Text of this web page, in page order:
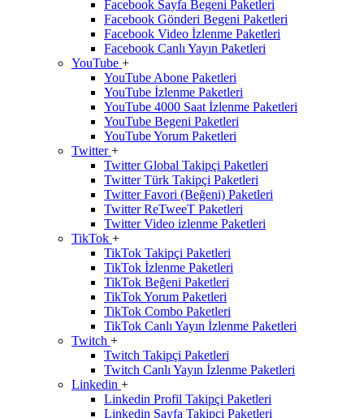
Facebook Sayfa Begeni Paketleri
Facebook Gönderi Begeni Paketleri
Facebook Video İzlenme Paketleri
Facebook Canlı Yayın Paketleri
YouTube +
YouTube Abone Paketleri
YouTube İzlenme Paketleri
YouTube 4000 Saat İzlenme Paketleri
YouTube Begeni Paketleri
YouTube Yorum Paketleri
Twitter+
Twitter Global Takipçi Paketleri
Twitter Türk Takipçi Paketleri
Twitter Favori (Beğeni) Paketleri
Twitter ReTweeT Paketleri
Twitter Video izlenme Paketleri
TikTok +
TikTok Takipçi Paketleri
TikTok İzlenme Paketleri
TikTok Beğeni Paketleri
TikTok Yorum Paketleri
TikTok Combo Paketleri
TikTok Canlı Yayın İzlenme Paketleri
Twitch +
Twitch Takipçi Paketleri
Twitch Canlı Yayın İzlenme Paketleri
Linkedin +
Linkedin Profil Takipçi Paketleri
Linkedin Sayfa Takipçi Paketleri